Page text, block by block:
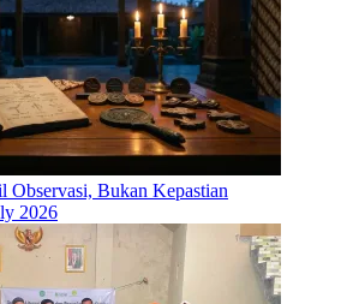
Observasi, Bukan Kepastian
2026